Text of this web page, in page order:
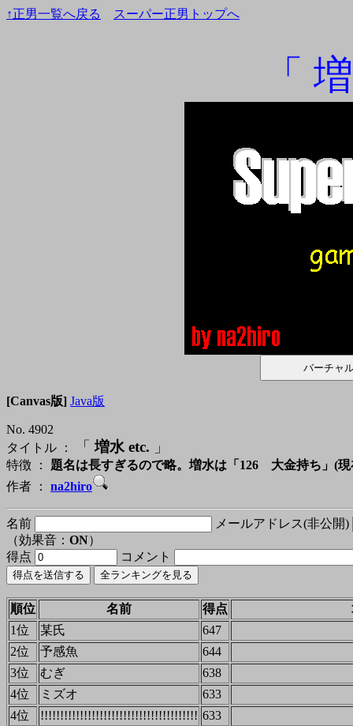
↑正男一覧へ戻る スーパー正男トップへ
「
[Canvas版] Java版
No. 4902
タイトル ：
「増水 etc. 」
特徴 ： 題名は長すぎるので略。増水は「126 大金持ち」(現
作者 ： na2hiro
名前
メールアドレス(非公開)
（効果音： ON）
得点
コメント
順位 名前 得点
1位
某氏
647
2位
予感魚
644
3位
むぎ
638
4位
ミズオ
633
4位
!!!!!!!!!!!!!!!!!!!!!!!!!!!!!!!!!!!!!!!! 633